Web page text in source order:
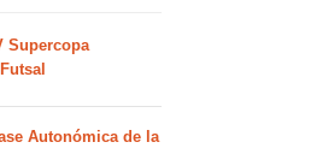
Supercopa
Autonómica de la